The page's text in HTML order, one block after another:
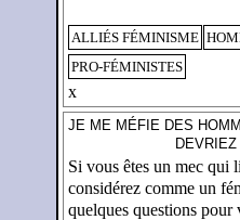
ALLIÉS FÉMINISME
PRO-FÉMINISTES
x
JE ME MÉFIE DES
DEVRIEZ
Si vous êtes un mec qui
considérez comme un
quelques questions pour